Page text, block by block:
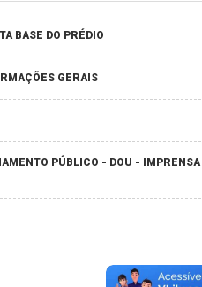
BASE DO PRÉDIO
GERAIS
PÚBLICO - DOU - IMPRENSA